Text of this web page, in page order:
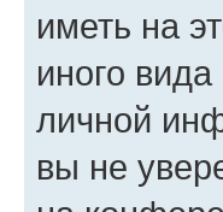
иметь на
иного
личной
вы не